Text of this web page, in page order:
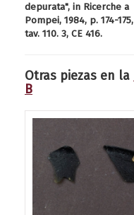
depurata", in Ricerche a
Pompei, 1984, p. 174-175,
tav. 110. 3, CE 416.
Otras piezas en la
B